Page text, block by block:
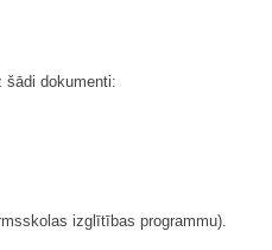
šādi dokumenti:
izglītības programmu).